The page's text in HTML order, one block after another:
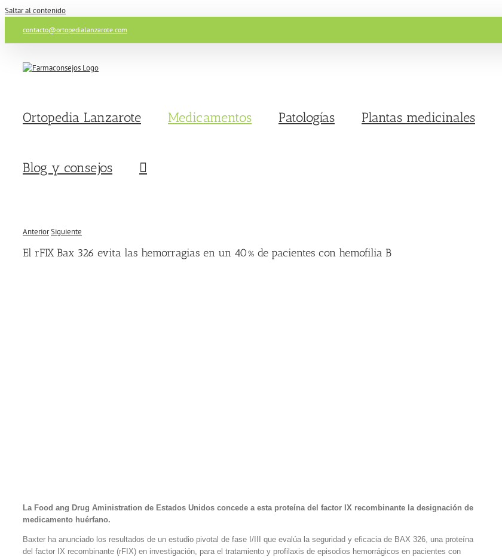
Saltar al contenido
contacto@ortopedialanzarote.com
Ortopedia Lanzarote Medicamentos Patologías Plantas medicinales
Blog y consejos
AnteriorSiguiente
El rFIX Bax 326 evita las hemorragias en un 40% de pacientes con hemofilia B
La Food ang Drug Aministration de Estados Unidos concede a esta proteína del factor IX recombinante la designación de
medicamento huérfano.
Baxter ha anunciado los resultados de un estudio pivotal de fase I/III que evalúa la seguridad y eficacia de BAX 326, una proteína
del factor IX recombinante (rFIX) en investigación, para el tratamiento y profilaxis de episodios hemorrágicos en pacientes con